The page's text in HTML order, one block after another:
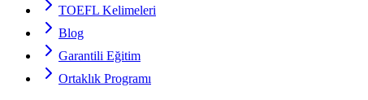
TOEFL Kelimeleri
Blog
Garantili Eğitim
Ortaklık Programı